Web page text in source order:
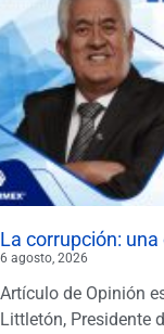
La corrupción:
6 agosto, 2026
Artículo de Opinión
Littletón, Presidente